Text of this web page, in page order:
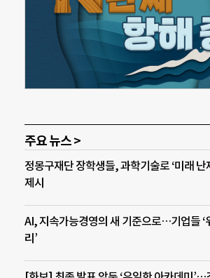
주요 뉴스 >
정몽구재단 장학생들, 과학기술로 ‘미래 난
제시
AI, 지속가능경영의 새 기준으로…기업들 ‘
리’